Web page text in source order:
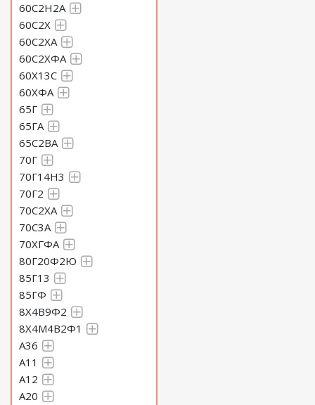
60С2Н2А
60С2Х
60С2ХА
60С2ХФА
60Х13С
60ХФА
65Г
65ГА
65С2ВА
70Г
70Г14Н3
70Г2
70С2ХА
70С3А
70ХГФА
80Г20Ф2Ю
85Г13
85ГФ
8Х4В9Ф2
8Х4М4В2Ф1
A36
А11
А12
А20